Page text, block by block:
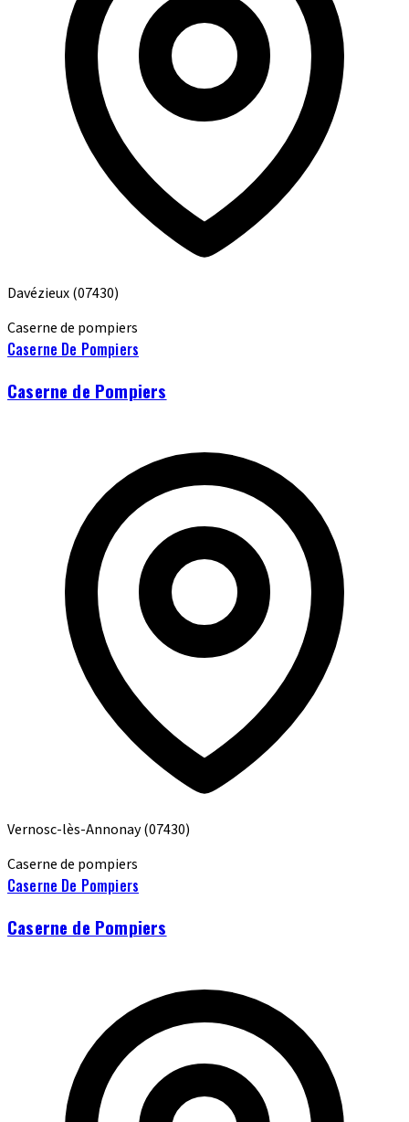
Davézieux(07430)
Caserne de pompiers
Caserne De Pompiers
Caserne de Pompiers
Vernosc-lès-Annonay(07430)
Caserne de pompiers
Caserne De Pompiers
Caserne de Pompiers